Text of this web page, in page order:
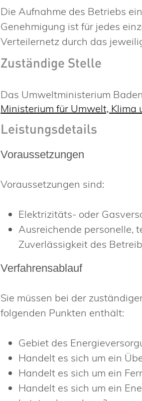
Die Aufnahme des Betriebs
Genehmigung ist für jedes
Verteilernetz durch das
Zuständige Stelle
Das Umweltministerium
Ministerium für Umwelt,
Leistungsdetails
Voraussetzungen
Voraussetzungen sind:
Elektrizitäts- oder
Ausreichende personelle,
Zuverlässigkeit des
Verfahrensablauf
Sie müssen bei der
folgenden Punkten enthält:
Gebiet des
Handelt es sich um ein
Handelt es sich um ein
Handelt es sich um ein